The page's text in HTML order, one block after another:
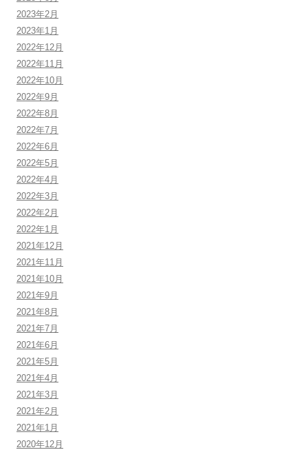
2023年2月
2023年1月
2022年12月
2022年11月
2022年10月
2022年9月
2022年8月
2022年7月
2022年6月
2022年5月
2022年4月
2022年3月
2022年2月
2022年1月
2021年12月
2021年11月
2021年10月
2021年9月
2021年8月
2021年7月
2021年6月
2021年5月
2021年4月
2021年3月
2021年2月
2021年1月
2020年12月